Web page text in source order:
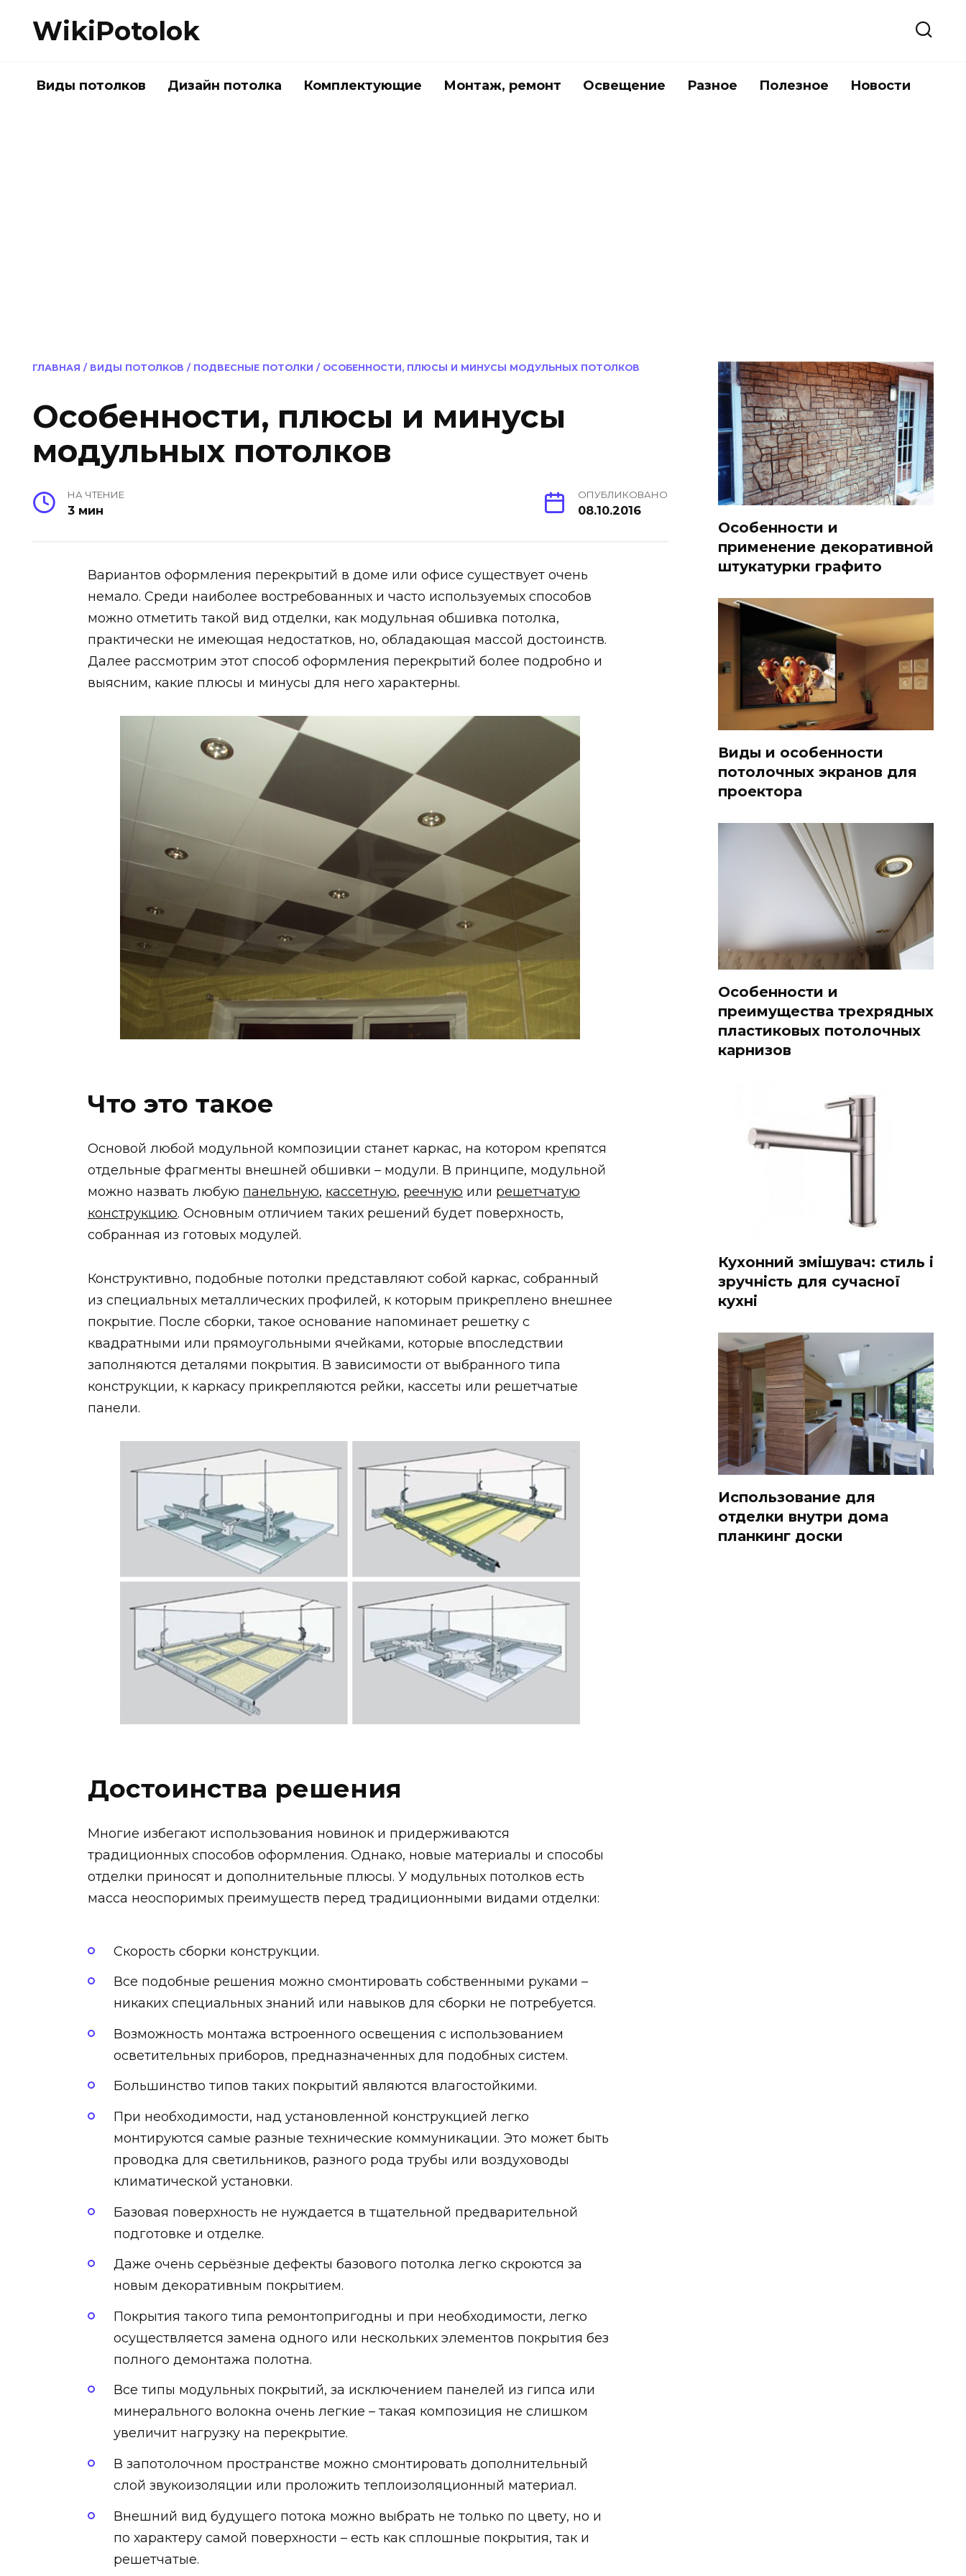
WikiPotolok
Виды потолков Дизайн потолка Комплектующие Монтаж, ремонт Освещение Разное Полезное Новости
ГЛАВНАЯ / ВИДЫ ПОТОЛКОВ / ПОДВЕСНЫЕ ПОТОЛКИ / ОСОБЕННОСТИ, ПЛЮСЫ И МИНУСЫ МОДУЛЬНЫХ ПОТОЛКОВ
Особенности, плюсы и минусы
модульных потолков
НА ЧТЕНИЕ
3 мин
ОПУБЛИКОВАНО
08.10.2016
Вариантов оформления перекрытий в доме или офисе существует очень
немало. Среди наиболее востребованных и часто используемых способов
можно отметить такой вид отделки, как модульная обшивка потолка,
практически не имеющая недостатков, но, обладающая массой достоинств.
Далее рассмотрим этот способ оформления перекрытий более подробно и
выясним, какие плюсы и минусы для него характерны.
Что это такое
Основой любой модульной композиции станет каркас, на котором крепятся
отдельные фрагменты внешней обшивки – модули. В принципе, модульной
можно назвать любую панельную, кассетную, реечную или решетчатую
конструкцию. Основным отличием таких решений будет поверхность,
собранная из готовых модулей.
Конструктивно, подобные потолки представляют собой каркас, собранный
из специальных металлических профилей, к которым прикреплено внешнее
покрытие. После сборки, такое основание напоминает решетку с
квадратными или прямоугольными ячейками, которые впоследствии
заполняются деталями покрытия. В зависимости от выбранного типа
конструкции, к каркасу прикрепляются рейки, кассеты или решетчатые
панели.
Достоинства решения
Многие избегают использования новинок и придерживаются
традиционных способов оформления. Однако, новые материалы и способы
отделки приносят и дополнительные плюсы. У модульных потолков есть
масса неоспоримых преимуществ перед традиционными видами отделки:
Скорость сборки конструкции.
Все подобные решения можно смонтировать собственными руками –
никаких специальных знаний или навыков для сборки не потребуется.
Возможность монтажа встроенного освещения с использованием
осветительных приборов, предназначенных для подобных систем.
Большинство типов таких покрытий являются влагостойкими.
При необходимости, над установленной конструкцией легко
монтируются самые разные технические коммуникации. Это может быть
проводка для светильников, разного рода трубы или воздуховоды
климатической установки.
Базовая поверхность не нуждается в тщательной предварительной
подготовке и отделке.
Даже очень серьёзные дефекты базового потолка легко скроются за
новым декоративным покрытием.
Покрытия такого типа ремонтопригодны и при необходимости, легко
осуществляется замена одного или нескольких элементов покрытия без
полного демонтажа полотна.
Все типы модульных покрытий, за исключением панелей из гипса или
минерального волокна очень легкие – такая композиция не слишком
увеличит нагрузку на перекрытие.
В запотолочном пространстве можно смонтировать дополнительный
слой звукоизоляции или проложить теплоизоляционный материал.
Внешний вид будущего потока можно выбрать не только по цвету, но и
по характеру самой поверхности – есть как сплошные покрытия, так и
решетчатые.
Особенности и
применение декоративной
штукатурки графито
Виды и особенности
потолочных экранов для
проектора
Особенности и
преимущества трехрядных
пластиковых потолочных
карнизов
Кухонний змішувач: стиль і
зручність для сучасної
кухні
Использование для
отделки внутри дома
планкинг доски